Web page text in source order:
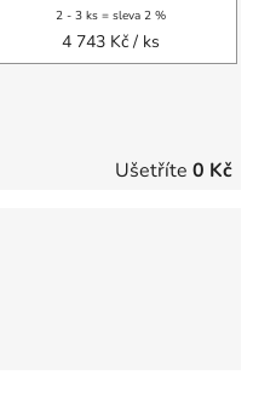
2 - 3 ks = sleva 2 %
4 743 Kč / ks
Ušetříte 0 Kč